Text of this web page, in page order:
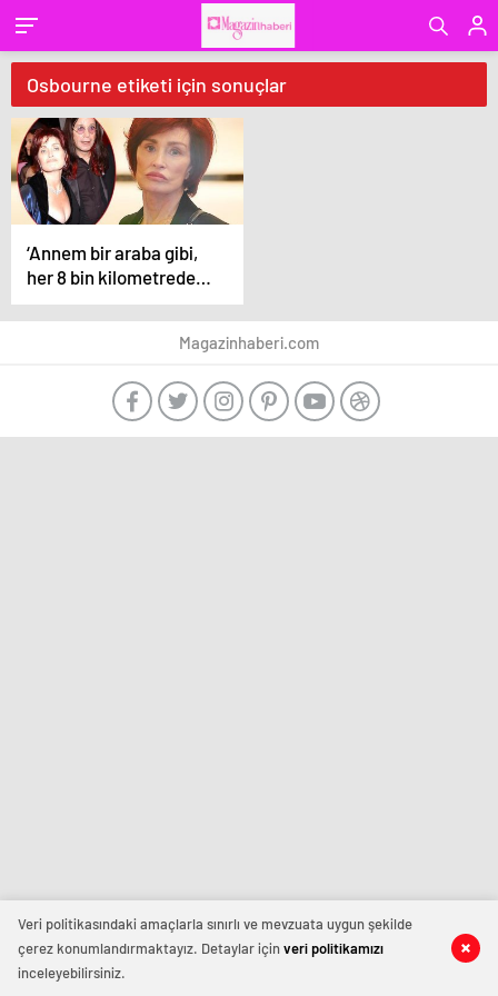
Osbourne etiketi için sonuçlar
‘Annem bir araba gibi,
her 8 bin kilometrede
bir bakım yaptırmaya
gidiyor!’
Magazinhaberi.com
Veri politikasındaki amaçlarla sınırlı ve mevzuata uygun şekilde
çerez konumlandırmaktayız. Detaylar içinveri politikamızı
inceleyebilirsiniz.